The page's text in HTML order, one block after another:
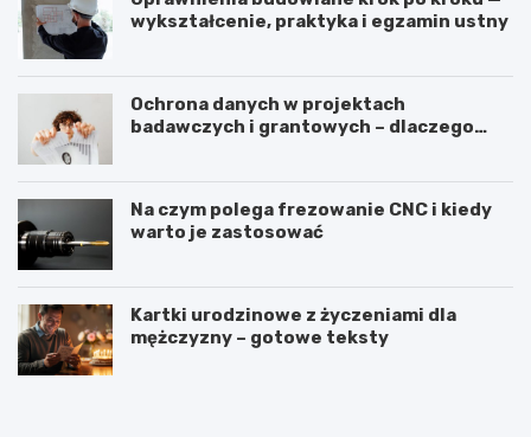
wykształcenie, praktyka i egzamin ustny
Ochrona danych w projektach
badawczych i grantowych – dlaczego
Na czym polega frezowanie CNC i kiedy
warto je zastosować
Kartki urodzinowe z życzeniami dla
mężczyzny – gotowe teksty